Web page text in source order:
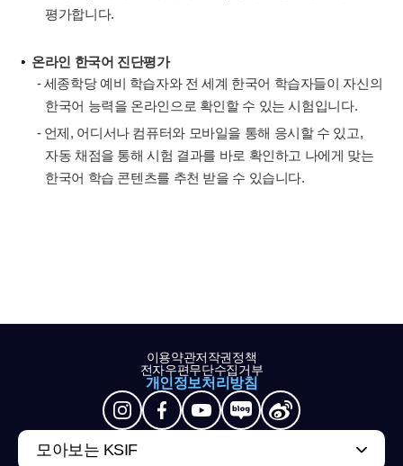
평가합니다.
온라인 한국어 진단평가
- 세종학당 예비 학습자와 전 세계 한국어 학습자들이 자신의
한국어 능력을 온라인으로 확인할 수 있는 시험입니다.
- 언제, 어디서나 컴퓨터와 모바일을 통해 응시할 수 있고,
자동 채점을 통해 시험 결과를 바로 확인하고 나에게 맞는
한국어 학습 콘텐츠를 추천 받을 수 있습니다.
이용약관저작권정책
전자우편무단수집거부
개인정보처리방침
모아보는 KSIF